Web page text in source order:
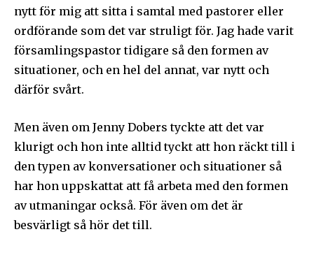
nytt för mig att sitta i samtal med pastorer eller
ordförande som det var struligt för. Jag hade varit
församlingspastor tidigare så den formen av
situationer, och en hel del annat, var nytt och
därför svårt.
Men även om Jenny Dobers tyckte att det var
klurigt och hon inte alltid tyckt att hon räckt till i
den typen av konversationer och situationer så
har hon uppskattat att få arbeta med den formen
av utmaningar också. För även om det är
besvärligt så hör det till.